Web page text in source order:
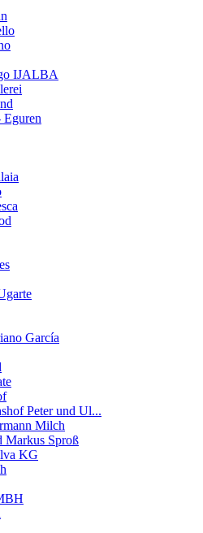
IJALBA
Eguren
García
Peter und Ul...
Milch
Markus Sproß
KG